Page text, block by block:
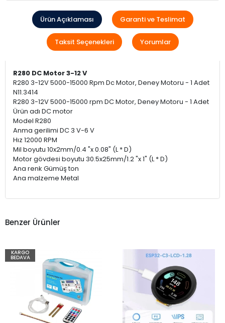
Ürün Açıklaması Garanti ve Teslimat
Taksit Seçenekleri Yorumlar
R280 DC Motor 3-12 V
R280 3-12V 5000-15000 Rpm Dc Motor, Deney Motoru - 1 Adet
N11.3414
R280 3-12V 5000-15000 rpm DC Motor, Deney Motoru - 1 Adet
Ürün adı DC motor
Model R280
Anma gerilimi DC 3 V-6 V
Hız 12000 RPM
Mil boyutu 10x2mm/0.4 "x 0.08" (L * D)
Motor gövdesi boyutu 30.5x25mm/1.2 "x 1" (L * D)
Ana renk Gümüş ton
Ana malzeme Metal
Benzer Ürünler
KARGO
BEDAVA